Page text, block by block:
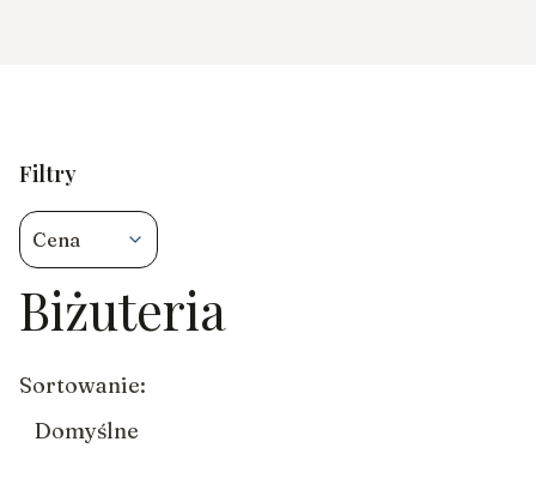
Filtry
Cena
Koniec filtrów
Biżuteria
Lista produktów
Sortowanie:
Domyślne